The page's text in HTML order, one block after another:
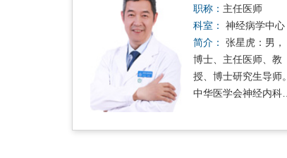
职称： 主任医师
科室：
神经病学中心
简介：
博士、主任医师、教
授、博士研究生导师。
中华医学会神经内科